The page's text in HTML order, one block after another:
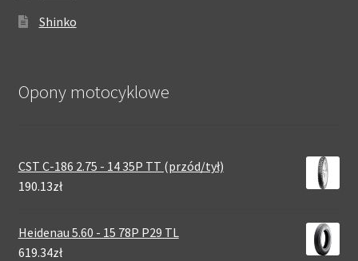
Shinko
Opony motocyklowe
CST C-186 2.75 - 14 35P TT (przód/tył)
190.13zł
Heidenau 5.60 - 15 78P P29 TL
619.34zł